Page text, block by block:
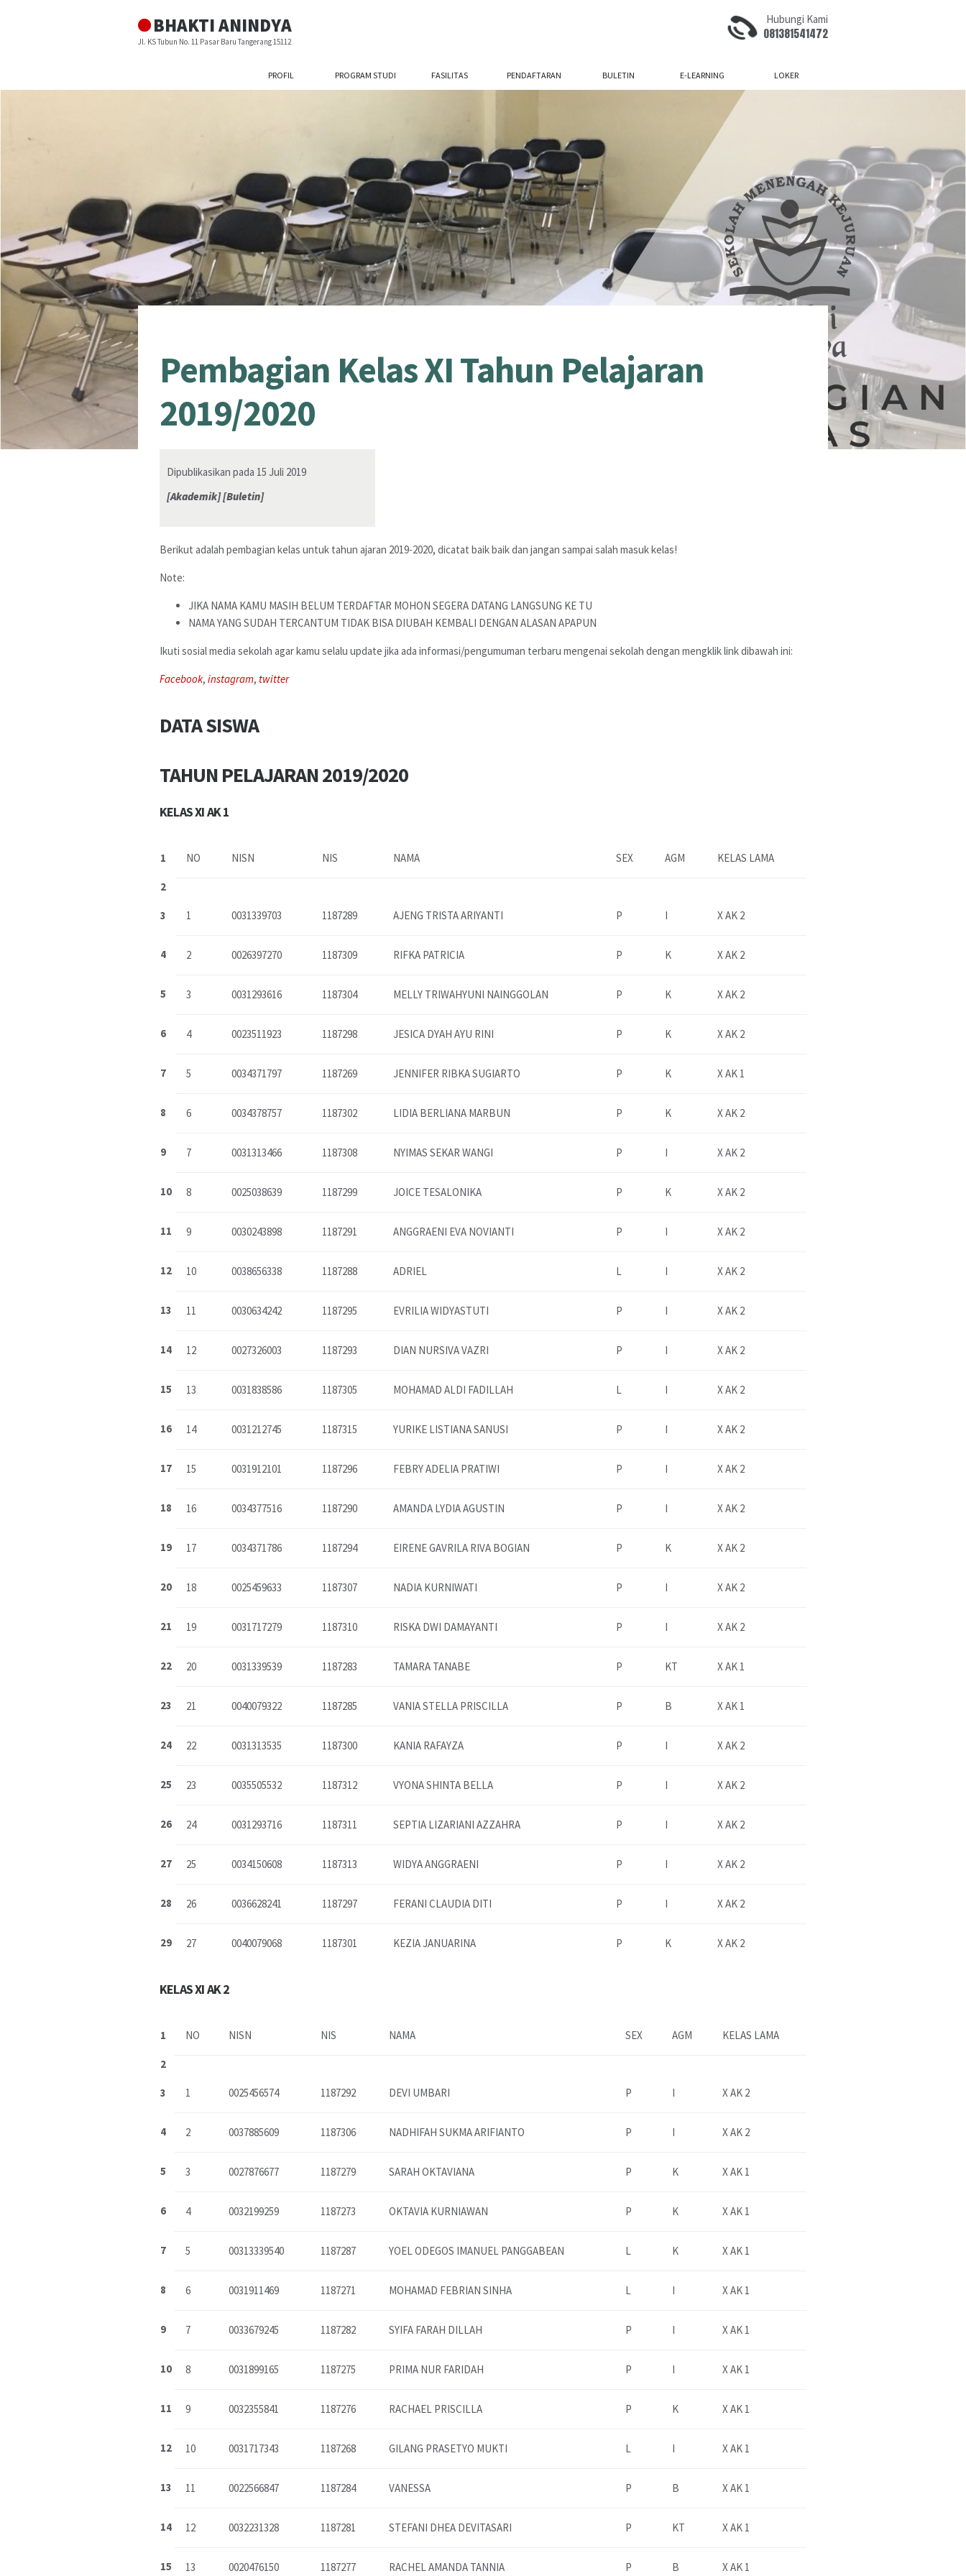
BHAKTI ANINDYA
Jl. KS Tubun No. 11 Pasar Baru Tangerang 15112
Hubungi Kami
081381541472
PROFIL PROGRAM STUDI FASILITAS PENDAFTARAN BULETIN E-LEARNING LOKER
Pembagian Kelas XI Tahun Pelajaran
2019/2020
Dipublikasikan pada 15 Juli 2019
[Akademik][Buletin]
Berikut adalah pembagian kelas untuk tahun ajaran 2019-2020, dicatat baik baik dan jangan sampai salah masuk kelas!
Note:
JIKA NAMA KAMU MASIH BELUM TERDAFTAR MOHON SEGERA DATANG LANGSUNG KE TU
NAMA YANG SUDAH TERCANTUM TIDAK BISA DIUBAH KEMBALI DENGAN ALASAN APAPUN
Ikuti sosial media sekolah agar kamu selalu update jika ada informasi/pengumuman terbaru mengenai sekolah dengan mengklik link dibawah ini:
Facebook, instagram, twitter
DATA SISWA
TAHUN PELAJARAN 2019/2020
KELAS XI AK 1
1 NO NISN NIS NAMA SEX AGM KELAS LAMA
2
3 1 0031339703 1187289 AJENG TRISTA ARIYANTI P I X AK 2
4 2 0026397270 1187309 RIFKA PATRICIA P K X AK 2
5 3 0031293616 1187304 MELLY TRIWAHYUNI NAINGGOLAN P K X AK 2
6 4 0023511923 1187298 JESICA DYAH AYU RINI P K X AK 2
7 5 0034371797 1187269 JENNIFER RIBKA SUGIARTO P K X AK 1
8 6 0034378757 1187302 LIDIA BERLIANA MARBUN P K X AK 2
9 7 0031313466 1187308 NYIMAS SEKAR WANGI P I X AK 2
10 8 0025038639 1187299 JOICE TESALONIKA P K X AK 2
11 9 0030243898 1187291 ANGGRAENI EVA NOVIANTI P I X AK 2
12 10 0038656338 1187288 ADRIEL L I X AK 2
13 11 0030634242 1187295 EVRILIA WIDYASTUTI P I X AK 2
14 12 0027326003 1187293 DIAN NURSIVA VAZRI P I X AK 2
15 13 0031838586 1187305 MOHAMAD ALDI FADILLAH L I X AK 2
16 14 0031212745 1187315 YURIKE LISTIANA SANUSI P I X AK 2
17 15 0031912101 1187296 FEBRY ADELIA PRATIWI P I X AK 2
18 16 0034377516 1187290 AMANDA LYDIA AGUSTIN P I X AK 2
19 17 0034371786 1187294 EIRENE GAVRILA RIVA BOGIAN P K X AK 2
20 18 0025459633 1187307 NADIA KURNIWATI P I X AK 2
21 19 0031717279 1187310 RISKA DWI DAMAYANTI P I X AK 2
22 20 0031339539 1187283 TAMARA TANABE P KT X AK 1
23 21 0040079322 1187285 VANIA STELLA PRISCILLA P B X AK 1
24 22 0031313535 1187300 KANIA RAFAYZA P I X AK 2
25 23 0035505532 1187312 VYONA SHINTA BELLA P I X AK 2
26 24 0031293716 1187311 SEPTIA LIZARIANI AZZAHRA P I X AK 2
27 25 0034150608 1187313 WIDYA ANGGRAENI P I X AK 2
28 26 0036628241 1187297 FERANI CLAUDIA DITI P I X AK 2
29 27 0040079068 1187301 KEZIA JANUARINA P K X AK 2
KELAS XI AK 2
1 NO NISN NIS NAMA SEX AGM KELAS LAMA
2
3 1 0025456574 1187292 DEVI UMBARI P I X AK 2
4 2 0037885609 1187306 NADHIFAH SUKMA ARIFIANTO P I X AK 2
5 3 0027876677 1187279 SARAH OKTAVIANA P K X AK 1
6 4 0032199259 1187273 OKTAVIA KURNIAWAN P K X AK 1
7 5 00313339540 1187287 YOEL ODEGOS IMANUEL PANGGABEAN L K X AK 1
8 6 0031911469 1187271 MOHAMAD FEBRIAN SINHA L I X AK 1
9 7 0033679245 1187282 SYIFA FARAH DILLAH P I X AK 1
10 8 0031899165 1187275 PRIMA NUR FARIDAH P I X AK 1
11 9 0032355841 1187276 RACHAEL PRISCILLA P K X AK 1
12 10 0031717343 1187268 GILANG PRASETYO MUKTI L I X AK 1
13 11 0022566847 1187284 VANESSA P B X AK 1
14 12 0032231328 1187281 STEFANI DHEA DEVITASARI P KT X AK 1
15 13 0020476150 1187277 RACHEL AMANDA TANNIA P B X AK 1